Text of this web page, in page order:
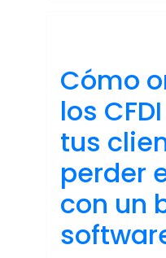
Cómo
los
tus
perder
con un